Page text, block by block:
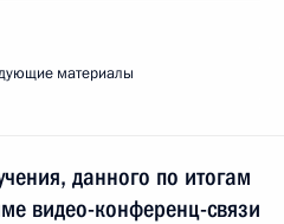
материалы
данного по итогам
видео-конференц-связи